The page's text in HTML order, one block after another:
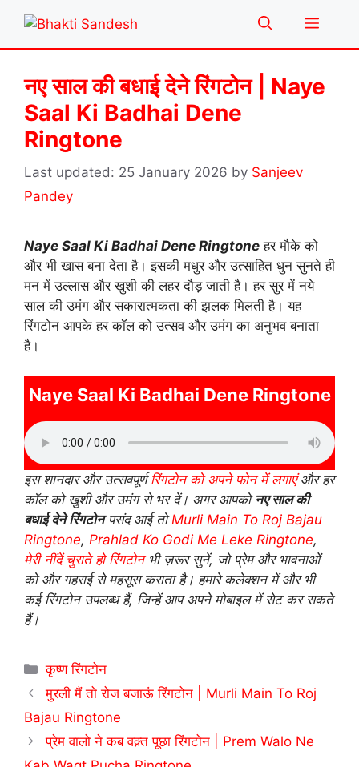
content
Menu
नए साल की बधाई देने रिंगटोन | Naye
Saal Ki Badhai Dene
Ringtone
25 January 2026 by Sanjeev
Pandey
Naye Saal Ki Badhai Dene Ringtone हर मौके को
और भी खास बना देता है। इसकी मधुर और उत्साहित धुन सुनते ही
मन में उल्लास और खुशी की लहर दौड़ जाती है। हर सुर में नये
साल की उमंग और सकारात्मकता की झलक मिलती है। यह
रिंगटोन आपके हर कॉल को उत्सव और उमंग का अनुभव बनाता
है।
Naye Saal Ki Badhai Dene Ringtone
इस शानदार और उत्सवपूर्णरिंगटोन को अपने फोन में लगाएंऔर हर
कॉल को खुशी और उमंग से भर दें। अगर आपको नए साल की
बधाई देने रिंगटोनपसंद आई तोMurli Main To Roj Bajau
Ringtone, Prahlad Ko Godi Me Leke Ringtone,
मेरी नींदें चुराते हो रिंगटोनभी ज़रूर सुनें, जो प्रेम और भावनाओं
को और गहराई से महसूस कराता है। हमारे कलेक्शन में और भी
कई रिंगटोन उपलब्ध हैं, जिन्हें आप अपने मोबाइल में सेट कर सकते
हैं।
Categories
कृष्ण रिंगटोन
मुरली मैं तो रोज बजाऊं रिंगटोन | Murli Main To Roj
Bajau Ringtone
प्रेम वालो ने कब वक़्त पूछा रिंगटोन | Prem Walo Ne